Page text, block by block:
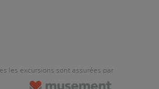
les excursions sont assurées par